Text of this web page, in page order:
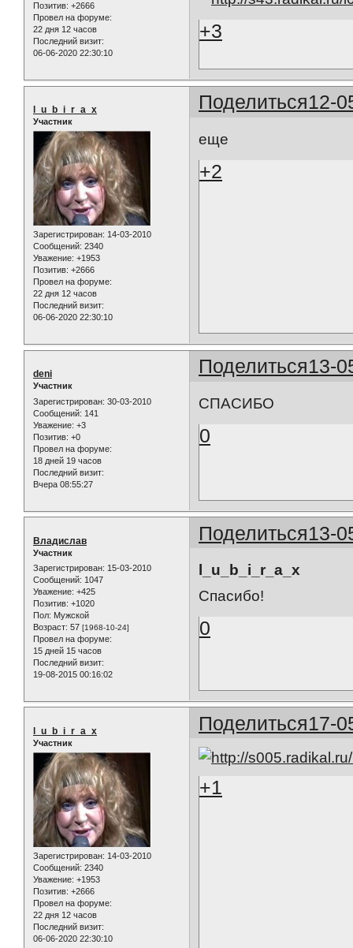
Позитив: +2666
Провел на форуме:
22 дня 12 часов
Последний визит:
06-06-2020 22:30:10
+3
Поделиться12-
l_u_b_i_r_a_x
Участник
Зарегистрирован: 14-03-2010
Сообщений: 2340
Уважение: +1953
Позитив: +2666
Провел на форуме:
22 дня 12 часов
Последний визит:
06-06-2020 22:30:10
еще
+2
Поделиться13-
deni
Участник
Зарегистрирован: 30-03-2010
Сообщений: 141
Уважение: +3
Позитив: +0
Провел на форуме:
18 дней 19 часов
Последний визит:
Вчера 08:55:27
СПАСИБО
0
Поделиться13-
Владислав
Участник
Зарегистрирован: 15-03-2010
Сообщений: 1047
Уважение: +425
Позитив: +1020
Пол: Мужской
Возраст: 57 [1968-10-24]
Провел на форуме:
15 дней 15 часов
Последний визит:
19-08-2015 00:16:02
l_u_b_i_r_a_x
Спасибо!
0
Поделиться17-
l_u_b_i_r_a_x
Участник
Зарегистрирован: 14-03-2010
Сообщений: 2340
Уважение: +1953
Позитив: +2666
Провел на форуме:
22 дня 12 часов
Последний визит:
06-06-2020 22:30:10
+1